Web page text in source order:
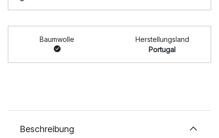
Baumwolle
Herstellungsland
Portugal
Beschreibung